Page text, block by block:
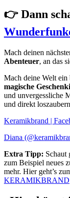
👉 Dann
Mach deinen
Abenteuer, an das
Mach deine Welt ein
magische
und unvergessliche
und direkt
Keramikbrand |
Diana
Extra Tipp: Schaut
zum Beispiel neues
mehr. Hier geht’s
KERAMIKBRAND